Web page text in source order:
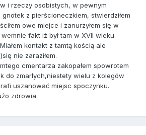
i rzeczy osobistych, w pewnym
gnotek z pierścioneczkiem, stwierdziłem
owe miejce i zanurzyłem się w
fakt iż był tam w XVII wieku
kontakt z tamtą kością ale
nie zaraziłem.
cmentarza zakopałem spowrotem
do zmarłych,niestety wielu z kolegów
uszanować miejsc spoczynku.
zdrowia